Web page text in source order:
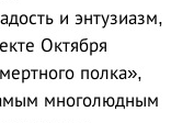
и энтузиазм,
Октября
полка»,
многолюдным